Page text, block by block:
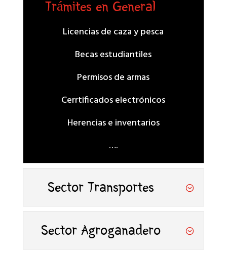
Trámites en General
Licencias de caza y pesca
Becas estudiantiles
Permisos de armas
Cerrtificados electrónicos
Herencias e inventarios
….
Sector Transportes
Sector Agroganadero